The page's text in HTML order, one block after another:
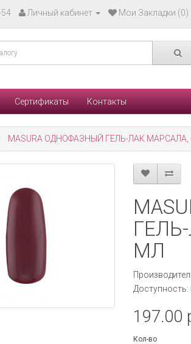
Личный кабинет Мои Закладки (0)
Сертификаты Контакты
MASURA ОДНОФАЗНЫЙ ГЕЛЬ-ЛАК МАРСАЛА,
МЛ
Доступность:
197.00
Кол-во